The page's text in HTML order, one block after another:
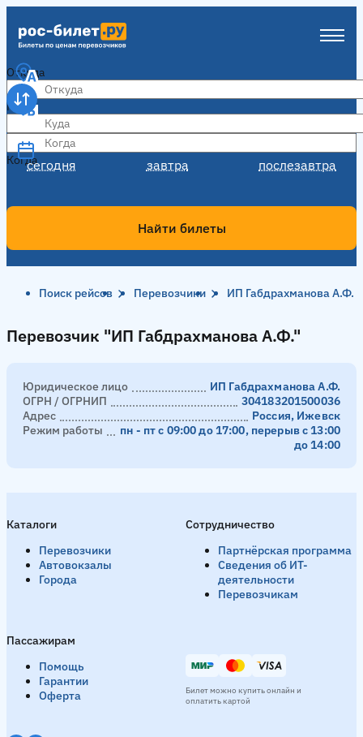
Откуда
Куда
Когда
сегодня завтра послезавтра
Когда
Найти билеты
Поиск рейсов Перевозчики ИП Габдрахманова А.Ф.
Перевозчик "ИП Габдрахманова А.Ф."
Перевозчик "ИП Габдрахманова А.Ф."
Юридическое лицо
ИП Габдрахманова А.Ф.
ОГРН / ОГРНИП
304183201500036
Адрес
Россия, Ижевск
Режим работы
пн - пт с 09:00 до 17:00, перерыв с 13:00
до 14:00
Каталоги
Перевозчики
Автовокзалы
Города
Пассажирам
Помощь
Гарантии
Оферта
Сотрудничество
Партнёрская программа
Сведения об ИТ-
деятельности
Перевозчикам
Билет можно купить онлайн и
оплатить картой